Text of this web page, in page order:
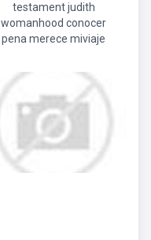
testament judith
womanhood conocer
pena merece miviaje